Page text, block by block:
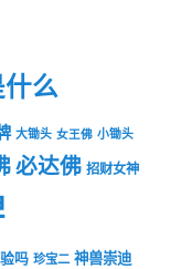
么
大锄头 女王佛 小锄头
必达佛 招财女神
吗 珍宝二 神兽崇迪